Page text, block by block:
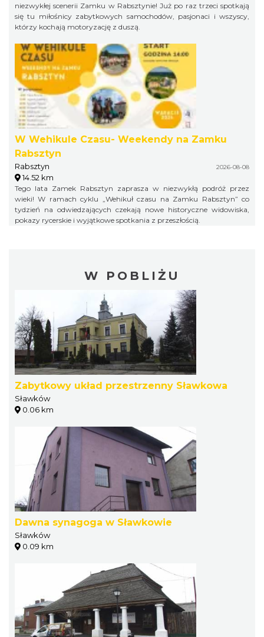
niezwykłej scenerii Zamku w Rabsztynie! Już po raz trzeci spotkają
się tu miłośnicy zabytkowych samochodów, pasjonaci i wszyscy,
którzy kochają motoryzację z duszą.
W Wehikule Czasu- Weekendy na Zamku
Rabsztyn
Rabsztyn 2026-08-08
14.52 km
Tego lata Zamek Rabsztyn zaprasza w niezwykłą podróż przez
wieki! W ramach cyklu „Wehikuł czasu na Zamku Rabsztyn” co
tydzień na odwiedzających czekają nowe historyczne widowiska,
pokazy rycerskie i wyjątkowe spotkania z przeszłością.
W POBLIŻU
Zabytkowy układ przestrzenny Sławkowa
Sławków
0.06 km
Dawna synagoga w Sławkowie
Sławków
0.09 km